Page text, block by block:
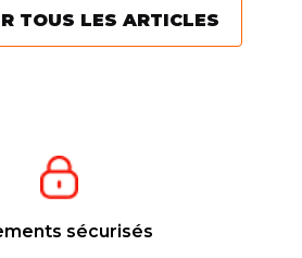
TOUS LES ARTICLES
sécurisés